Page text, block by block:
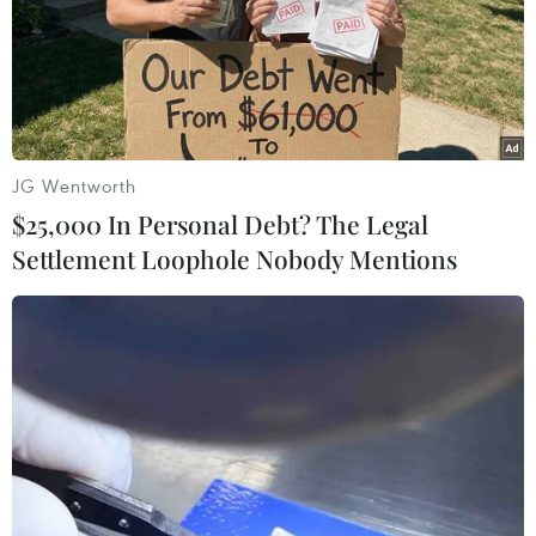
Nhật Bản: Mô hình quán
càphê giúp các bà mẹ vượt
qua cô đơn sau sinh
28/07/2026 07:42
Model Kid Vietnam 2026
"tiếp lửa" cho thí sinh nhí
khu vực phía Nam
người trẻ viết đơn tình
nguyện lên đường
27/07/2026 07:12
hiến của người lính Cụ Hồ
trong thời bình
27/07/2026 03:45
JG Wentworth
$25,000 In Personal Debt? The Legal
Settlement Loophole Nobody Mentions